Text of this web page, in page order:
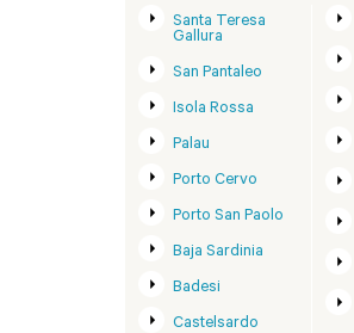
Santa Teresa
Gallura
San Pantaleo
Isola Rossa
Palau
Porto Cervo
Porto San Paolo
Baja Sardinia
Badesi
Castelsardo